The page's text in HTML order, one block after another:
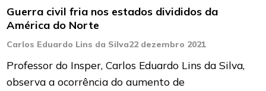
Guerra civil fria nos estados divididos da
América do Norte
Carlos Eduardo Lins da Silva22 dezembro 2021
Professor do Insper, Carlos Eduardo Lins da Silva,
observa a ocorrência do aumento de